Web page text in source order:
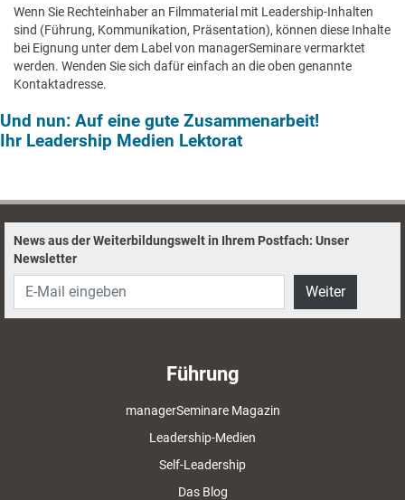
Wenn Sie Rechteinhaber an Filmmaterial mit Leadership-Inhalten
sind (Führung, Kommunikation, Präsentation), können diese Inhalte
bei Eignung unter dem Label von managerSeminare vermarktet
werden. Wenden Sie sich dafür einfach an die oben genannte
Kontaktadresse.
Und nun: Auf eine gute Zusammenarbeit!
Ihr Leadership Medien Lektorat
News aus der Weiterbildungswelt in Ihrem Postfach: Unser
Newsletter
Weiter
Führung
managerSeminare Magazin
Leadership-Medien
Self-Leadership
Das Blog